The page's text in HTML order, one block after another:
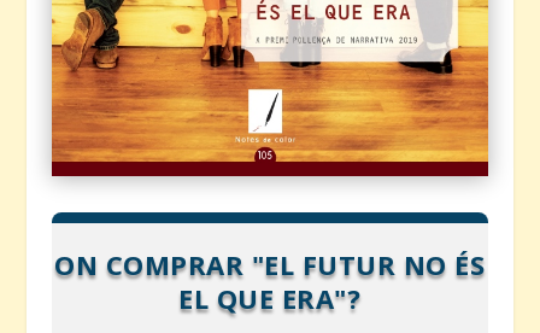
ON COMPRAR "EL FUTUR NO ÉS
EL QUE ERA"?